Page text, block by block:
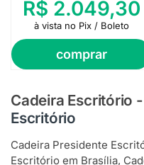
comprar
R$ 2.049,30
à vista no Pix / Boleto
Cadeira Escritório -
Escritório
Cadeira Presidente
Escritório em Brasília,